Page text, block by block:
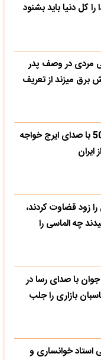
کل دنیا باید بشنود
مردی در وصف پدر
میزند از تعریف
رادیو ایران دهه 50 با صدای ایرج خواجه
ایران
زود قضاوت کردند،
چه الماسی را
با صدای رسا در
بازاری را جلب
استاد خوانساری و